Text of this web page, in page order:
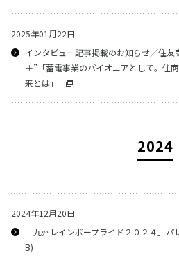
2025年01月22日
インタビュー記事掲載のお知らせ／住
＋”「蓄電事業のパイオニアとして。住
来とは」
2024
2024年12月20日
「九州レインボープライド２０２４」パ
B)